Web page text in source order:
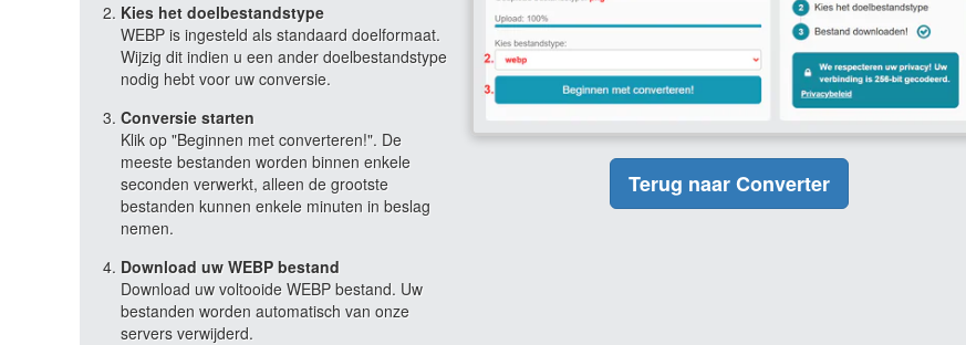
Kies het doelbestandstype
WEBP is ingesteld als standaard doelformaat.
Wijzig dit indien u een ander doelbestandstype
nodig hebt voor uw conversie.
Conversie starten
Klik op "Beginnen met converteren!". De
meeste bestanden worden binnen enkele
seconden verwerkt, alleen de grootste
bestanden kunnen enkele minuten in beslag
nemen.
Download uw WEBP bestand
Download uw voltooide WEBP bestand. Uw
bestanden worden automatisch van onze
servers verwijderd.
Terug naar Converter